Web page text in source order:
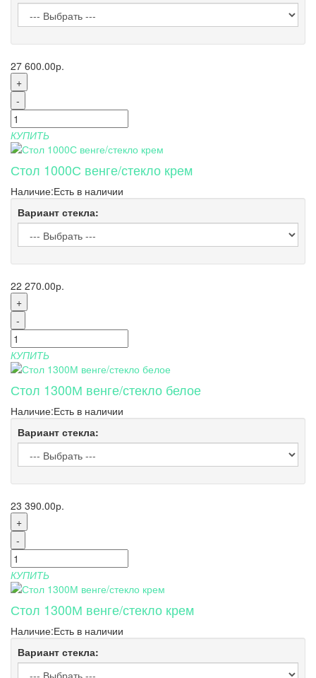
27 600.00р.
+
-
КУПИТЬ
Стол 1000С венге/стекло крем
Наличие:Есть в наличии
Вариант стекла:
22 270.00р.
+
-
КУПИТЬ
Стол 1300М венге/стекло белое
Наличие:Есть в наличии
Вариант стекла:
23 390.00р.
+
-
КУПИТЬ
Стол 1300М венге/стекло крем
Наличие:Есть в наличии
Вариант стекла: